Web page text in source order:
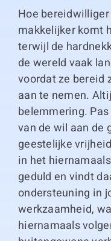
Hoe
makkelijker komt
terwijl de
de wereld vaak
voordat ze bereid
aan te nemen.
belemmering.
van de wil aan de
geestelijke
in het
geduld en vindt
ondersteuning in
werkzaamheid,
hiernamaals